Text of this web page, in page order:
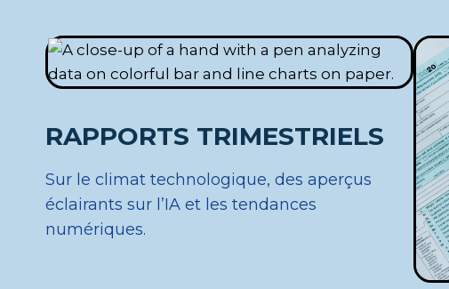
RAPPORTS TRIMESTRIELS
Sur le climat technologique, des aperçus
éclairants sur l’IA et les tendances
numériques.